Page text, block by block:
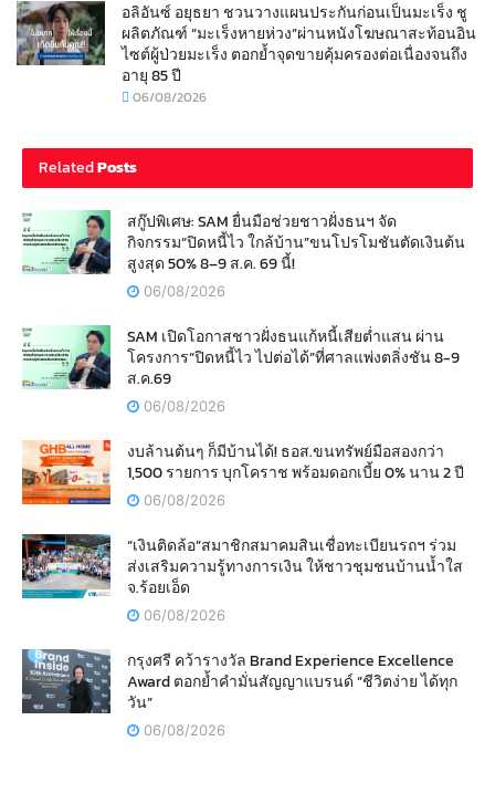
อลิอันซ์ อยุธยา ชวนวางแผนประกันก่อนเป็นมะเร็ง ชู
ผลิตภัณฑ์ “มะเร็งหายห่วง”ผ่านหนังโฆษณาสะท้อนอิน
ไซต์ผู้ป่วยมะเร็ง ตอกย้ำจุดขายคุ้มครองต่อเนื่องจนถึง
อายุ 85 ปี
06/08/2026
RelatedPosts
สกู๊ปพิเศษ: SAM ยื่นมือช่วยชาวฝั่งธนฯ จัด
กิจกรรม“ปิดหนี้ไว ใกล้บ้าน”ขนโปรโมชันตัดเงินต้น
สูงสุด 50% 8–9 ส.ค. 69 นี้!
06/08/2026
SAM เปิดโอกาสชาวฝั่งธนแก้หนี้เสียต่ำแสน ผ่าน
โครงการ“ปิดหนี้ไว ไปต่อได้”ที่ศาลแพ่งตลิ่งชัน 8-9
ส.ค.69
06/08/2026
งบล้านต้นๆ ก็มีบ้านได้! ธอส.ขนทรัพย์มือสองกว่า
1,500 รายการ บุกโคราช พร้อมดอกเบี้ย 0% นาน 2 ปี
06/08/2026
“เงินติดล้อ”สมาชิกสมาคมสินเชื่อทะเบียนรถฯ ร่วม
ส่งเสริมความรู้ทางการเงิน ให้ชาวชุมชนบ้านน้ำใส
จ.ร้อยเอ็ด
06/08/2026
กรุงศรี คว้ารางวัล Brand Experience Excellence
Award ตอกย้ำคำมั่นสัญญาแบรนด์ “ชีวิตง่าย ได้ทุก
วัน”
06/08/2026